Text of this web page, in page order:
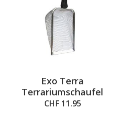
Exo Terra
Terrariumschaufel
CHF 11.95